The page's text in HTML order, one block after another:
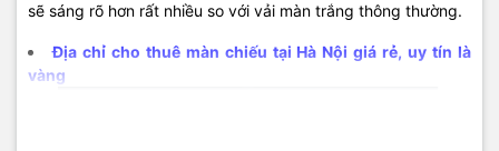
sẽ sáng rõ hơn rất nhiều so với vải màn trắng thông thường.
Địa chỉ cho thuê màn chiếu tại Hà Nội giá rẻ, uy tín là
vàng